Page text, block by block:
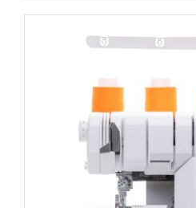
IN DEN WARENKORB